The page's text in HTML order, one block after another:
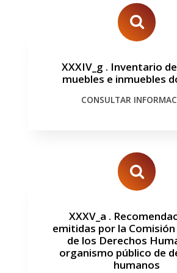
XXXIV_g . Inventario
muebles e inmuebles
CONSULTAR
XXXV_a .
emitidas por la
de los Derechos
organismo público de
humanos